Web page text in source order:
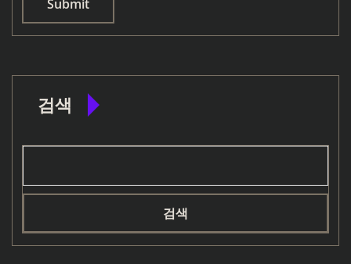
검색
검색